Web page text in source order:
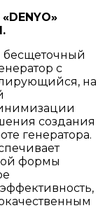
с
на
создания
генератора.
формы